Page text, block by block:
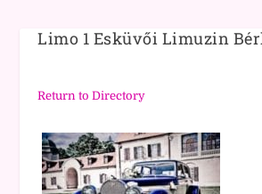
Limo 1 Esküvői Limuzin
Return to Directory